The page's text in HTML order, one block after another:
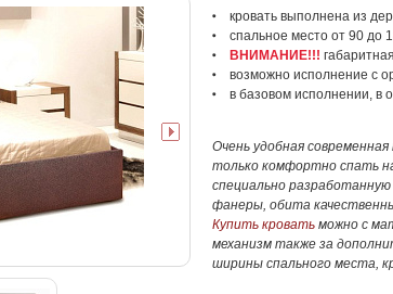
кровать выполнена из
спальное место от 90 до
ВНИМАНИЕ!!!
возможно исполнение с
в базовом исполнении, в
Очень удобная
только комфортно спать
специально разработанную
фанеры, обита
Купить кровать можно с
механизм также за
ширины спального места,